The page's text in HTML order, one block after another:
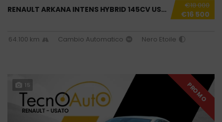
€18 000
€16 500
RENAULT ARKANA INTENS HYBRID 145CV USATO NOL...
64.100 km Cambio Automatico Nero Etoile
PROMO
15